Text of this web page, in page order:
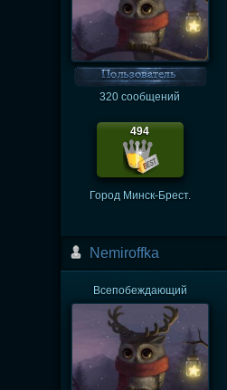
320 сообщений
494
Город Минск-Брест.
Nеmiroffkа
Всепобеждающий